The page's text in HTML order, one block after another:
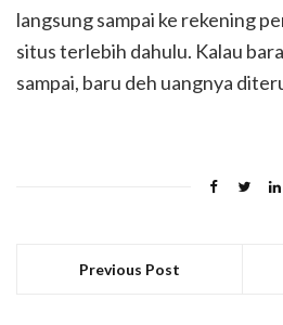
langsung sampai ke rekening
situs terlebih dahulu. Kalau
sampai, baru deh uangnya
Previous Post